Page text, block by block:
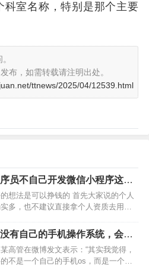
科室名称，特别是那个主要
发布，如需转载请注明出处。
ttnews/2025/04/12539.html
员不自己开发微信小程序这类
钱？
想法是可以挣钱的 首先大家说的个人
多，也不建议直接拿个人资质去用小
体户，这个可以用住宅来注册申请，
就几天就下来了，经营类目主要是互
些…
有自己的手机操作系统，会出
卡脖子”“安全”问题吗？
高管在微博发文表示：“其实我觉得，
不是一个自己的手机os，而是一个全